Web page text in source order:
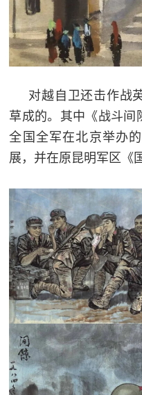
对越自卫还击作战
草成的。其中《战斗间
全国全军在北京举办
展，并在原昆明军区《